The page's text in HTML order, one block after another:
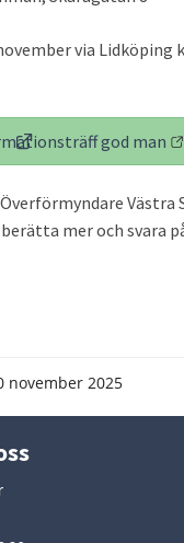
via Lidköping
god man
(länk till annan
Västra
mer och svara
november 2025